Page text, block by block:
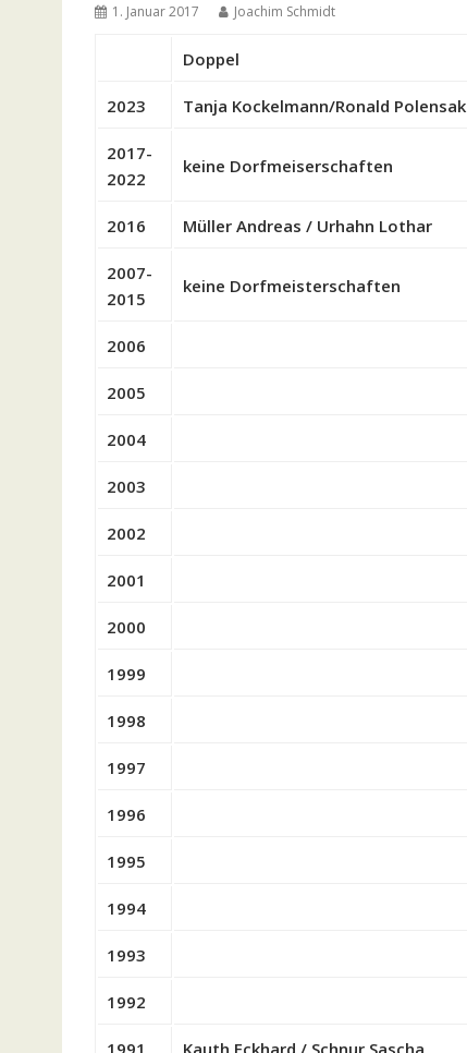
1. Januar 2017 Joachim Schmidt
Doppel
2023 Tanja Kockelmann/Ronald Polensak
2017-
2022
keine Dorfmeiserschaften
2016 Müller Andreas / Urhahn Lothar
2007-
2015
keine Dorfmeisterschaften
2006
2005
2004
2003
2002
2001
2000
1999
1998
1997
1996
1995
1994
1993
1992
1991 Kauth Eckhard / Schnur Sascha